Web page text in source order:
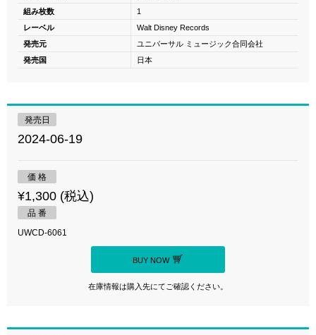
組み枚数
1
レーベル
Walt Disney Records
発売元
ユニバーサル ミュージック合同会社
発売国
日本
発売日
2024-06-19
価 格
¥1,300 (税込)
品 番
UWCD-6061
BUY NOW
在庫情報は購入先にてご確認ください。